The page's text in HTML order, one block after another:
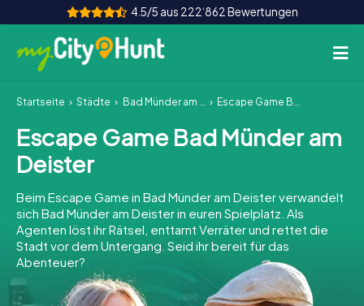
4.5/5 aus 222‘862 Bewertungen
So funktioniert's
Städte
Teamevent
Tickets
INT AT CH
DE
Startseite Städte Bad Münder am Deister Escape Game Bad Münder am Deister
Escape Game Bad Münder am
Deister
Beim Escape Game in Bad Münder am Deister verwandelt
sich Bad Münder am Deister in euren Spielplatz. Als
Agenten löst ihr Rätsel, enttarnt Verräter und rettet die
Stadt vor dem Untergang. Seid ihr bereit für das
Abenteuer?